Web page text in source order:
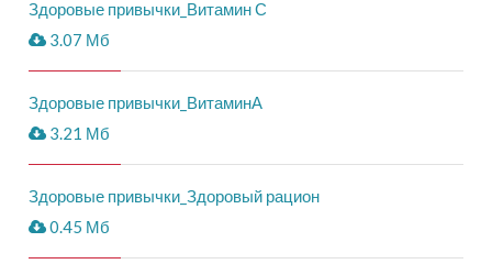
Здоровые привычки_Витамин С
3.07 Мб
Здоровые привычки_ВитаминА
3.21 Мб
Здоровые привычки_Здоровый рацион
0.45 Мб